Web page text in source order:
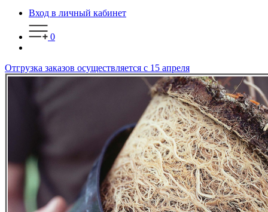
Вход в личный кабинет
0
Отгрузка заказов осуществляется с 15 апреля